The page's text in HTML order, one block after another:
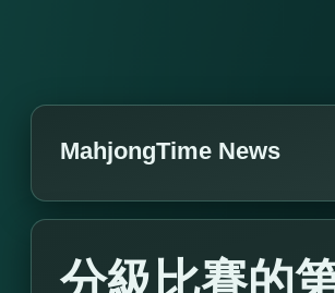
MahjongTime News
分級比賽的